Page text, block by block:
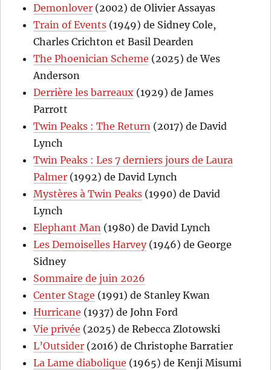
Demonlover (2002) de Olivier Assayas
Train of Events (1949) de Sidney Cole,
Charles Crichton et Basil Dearden
The Phoenician Scheme (2025) de Wes
Anderson
Derrière les barreaux (1929) de James
Parrott
Twin Peaks : The Return (2017) de David
Lynch
Twin Peaks : Les 7 derniers jours de Laura
Palmer (1992) de David Lynch
Mystères à Twin Peaks (1990) de David
Lynch
Elephant Man (1980) de David Lynch
Les Demoiselles Harvey(1946) de George
Sidney
Sommaire de juin 2026
Center Stage (1991) de Stanley Kwan
Hurricane (1937) de John Ford
Vie privée (2025) de Rebecca Zlotowski
L’Outsider (2016) de Christophe Barratier
La Lame diabolique (1965) de Kenji Misumi